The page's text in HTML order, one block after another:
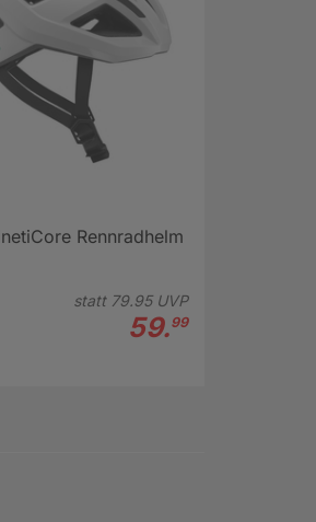
Rennradhelm
statt 79.95UVP
59.99